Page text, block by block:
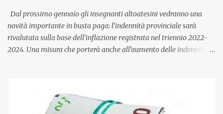
Dal prossimo gennaio gli insegnanti altoatesini vedranno una
novità importante in busta paga: l’indennità provinciale sarà
rivalutata sulla base dell’inflazione registrata nel triennio 2022-
2024. Una misura che porterà anche all’aumento delle indennità di
dedicato alle donne vittime di violenza di genere, in linea con la
normativa nazionale e con l’obiettivo di offrire maggiore tutela e